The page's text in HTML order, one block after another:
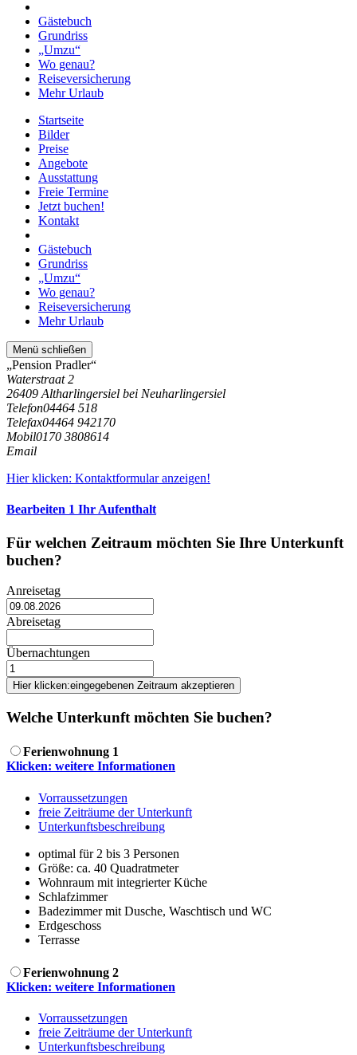
Gästebuch
Grundriss
„Umzu“
Wo genau?
Reiseversicherung
Mehr Urlaub
Startseite
Bilder
Preise
Angebote
Ausstattung
Freie Termine
Jetzt buchen!
Kontakt
Gästebuch
Grundriss
„Umzu“
Wo genau?
Reiseversicherung
Mehr Urlaub
Menü schließen
„Pension Pradler“
Waterstraat 2
26409 Altharlingersiel bei Neuharlingersiel
Telefon04464 518
Telefax04464 942170
Mobil0170 3808614
Email
Hier klicken: Kontaktformular anzeigen!
Bearbeiten 1 Ihr Aufenthalt
Für welchen Zeitraum möchten Sie Ihre Unterkunft
buchen?
Anreisetag
Abreisetag
Übernachtungen
Hier klicken:eingegebenen Zeitraum akzeptieren
Welche Unterkunft möchten Sie buchen?
Ferienwohnung 1
Klicken: weitere Informationen
Vorraussetzungen
freie Zeiträume der Unterkunft
Unterkunftsbeschreibung
optimal für 2 bis 3 Personen
Größe: ca. 40 Quadratmeter
Wohnraum mit integrierter Küche
Schlafzimmer
Badezimmer mit Dusche, Waschtisch und WC
Erdgeschoss
Terrasse
Ferienwohnung 2
Klicken: weitere Informationen
Vorraussetzungen
freie Zeiträume der Unterkunft
Unterkunftsbeschreibung